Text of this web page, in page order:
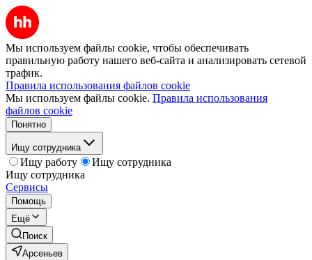
Мы используем файлы cookie, чтобы обеспечивать
правильную работу нашего веб-сайта и анализировать сетевой
трафик.
Правила использования файлов cookie
Мы используем файлы cookie. Правила использования
файлов cookie
Понятно
Ищу сотрудника
Ищу работу
Ищу сотрудника
Ищу сотрудника
Сервисы
Помощь
Ещё
Поиск
Арсеньев